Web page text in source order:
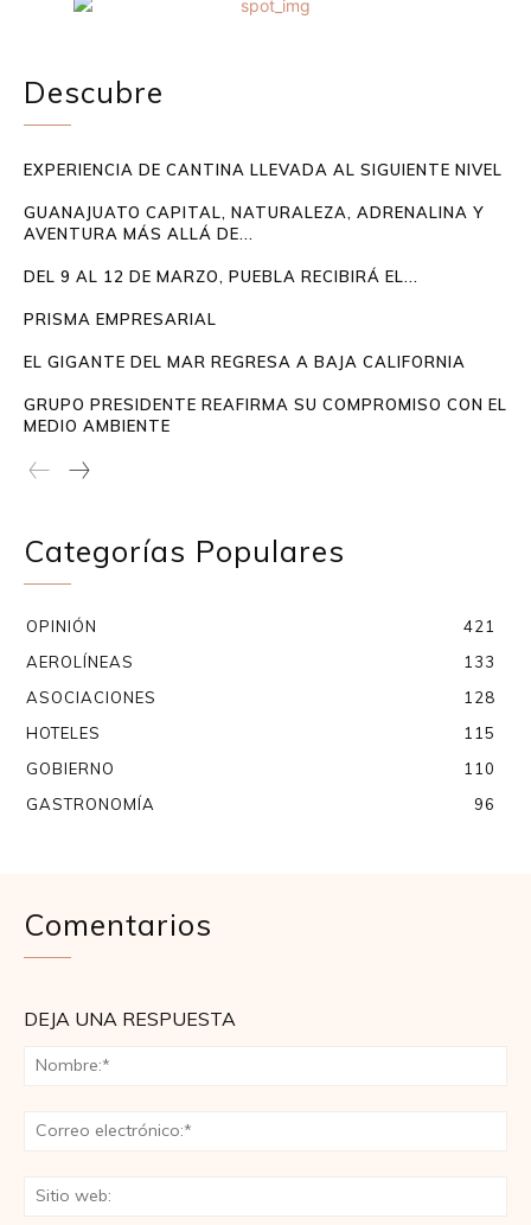
Descubre
EXPERIENCIA DE CANTINA LLEVADA AL SIGUIENTE NIVEL
GUANAJUATO CAPITAL, NATURALEZA, ADRENALINA Y
AVENTURA MÁS ALLÁ DE...
DEL 9 AL 12 DE MARZO, PUEBLA RECIBIRÁ EL...
PRISMA EMPRESARIAL
EL GIGANTE DEL MAR REGRESA A BAJA CALIFORNIA
GRUPO PRESIDENTE REAFIRMA SU COMPROMISO CON EL
MEDIO AMBIENTE
Categorías Populares
OPINIÓN
421
AEROLÍNEAS
133
ASOCIACIONES
128
HOTELES
115
GOBIERNO
110
GASTRONOMÍA
96
Comentarios
DEJA UNA RESPUESTA